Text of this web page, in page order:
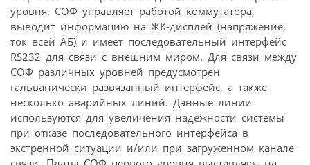
уровня. СОФ управляет работой коммутатора,
выводит информацию на ЖК-дисплей (напряжение,
ток всей АБ) и имеет последовательный интерфейс
RS232 для связи с внешним миром. Для связи между
СОФ различных уровней предусмотрен
гальванически развязанный интерфейс, а также
несколько аварийных линий. Данные линии
используются для увеличения надежности системы
при отказе последовательного интерфейса в
экстренной ситуации и/или при загруженном канале